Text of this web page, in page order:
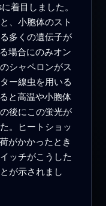
着目しました。
、小胞体のスト
多くの遺伝子が
場合にのみオン
シャペロンがス
ー線虫を用いる
と高温や小胞体
後にこの蛍光が
。ヒートショッ
がかかったとき
ッチがこうした
が示されまし